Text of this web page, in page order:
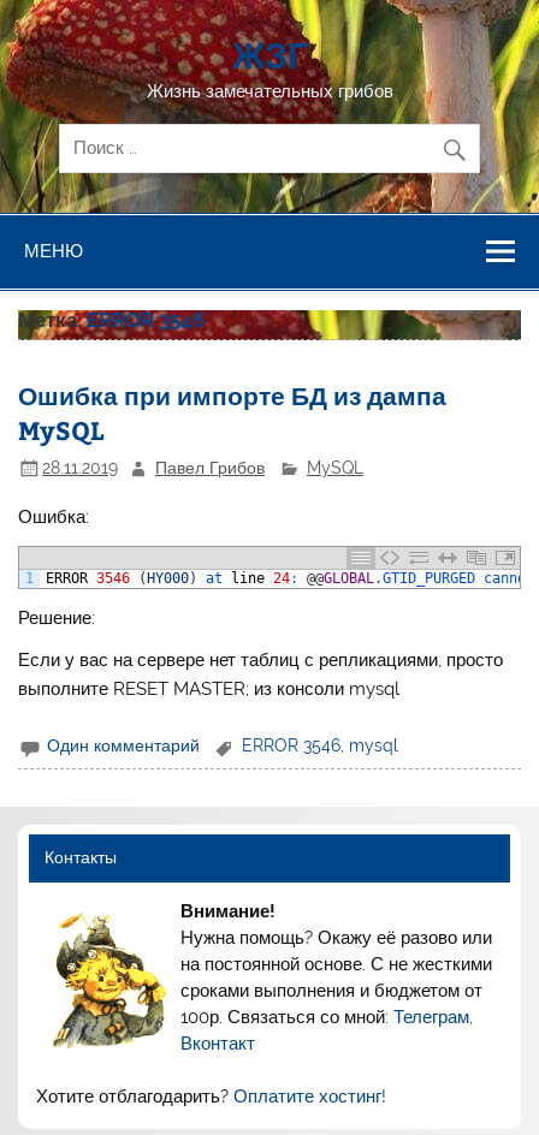
Перейти
к
содержимому
ЖЗГ
Жизнь замечательных грибов
МЕНЮ
Метка:ERROR 3546
Ошибка при импорте БД из дампа
MySQL
28.11.2019 Павел Грибов MySQL
Ошибка:
1 ERROR 3546 (HY000) at line 24: @@GLOBAL .GTID_PURGED
Решение:
Если у вас на сервере нет таблиц с репликациями, просто
выполните RESET MASTER; из консоли mysql
Один комментарий ERROR 3546 mysql
Контакты
Внимание!
Нужна помощь? Окажу её разово или
на постоянной основе. С не жесткими
сроками выполнения и бюджетом от
100р. Связаться со мной:Телеграм,
Вконтакт
Хотите отблагодарить?Оплатите хостинг!